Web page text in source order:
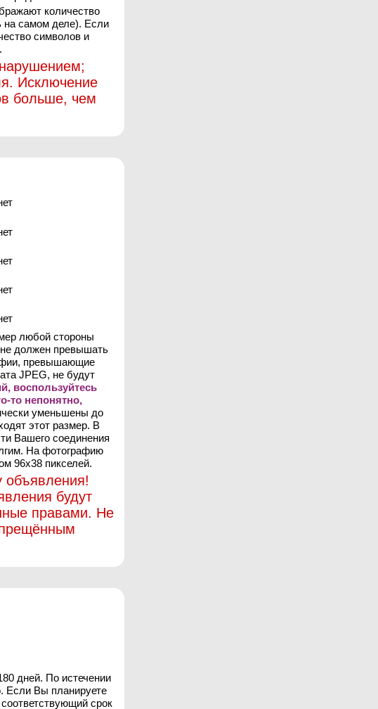
количество
на самом деле). Если
символов и
Исключение
больше, чем
любой стороны
должен превышать
превышающие
JPEG, не будут
воспользуйтесь
то непонятно,
уменьшены до
этот размер. В
Вашего соединения
На фотографию
96х38 пикселей.
объявления!
будут
правами. Не
дней. По истечении
Если Вы планируете
срок